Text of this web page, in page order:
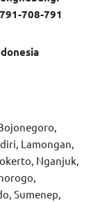
708-791
Lamongan,
Nganjuk,
Sumenep,